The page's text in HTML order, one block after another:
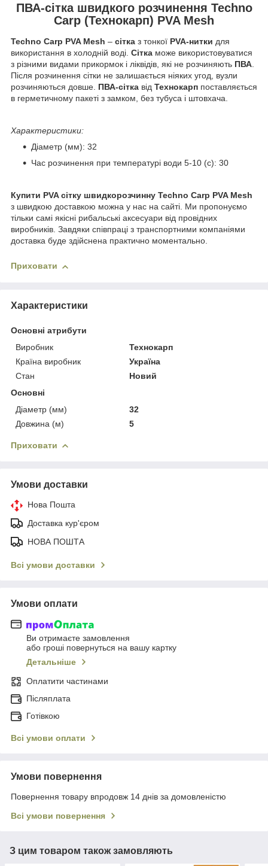
ПВА-сітка швидкого розчинення Techno
Carp (Технокарп) PVA Mesh
Techno Carp PVA Mesh – сітка з тонкої PVA-нитки для
використання в холодній воді. Сітка може використовуватися
з різними видами прикормок і ліквідів, які не розчиняють ПВА.
Після розчинення сітки не залишається ніяких угод, вузли
розчиняються довше. ПВА-сітка від Технокарп поставляється
в герметичному пакеті з замком, без тубуса і штовхача.
Характеристики:
Діаметр (мм): 32
Час розчинення при температурі води 5-10 (с): 30
Купити PVA сітку швидкорозчинну Techno Carp PVA Mesh
з швидкою доставкою можна у нас на сайті. Ми пропонуємо
тільки самі якісні рибальські аксесуари від провідних
виробників. Завдяки співпраці з транспортними компаніями
доставка буде здійснена практично моментально.
Приховати
Характеристики
Основні атрибути
Виробник
Технокарп
Країна виробник
Україна
Стан
Новий
Основні
Діаметр (мм)
32
Довжина (м)
5
Приховати
Умови доставки
Нова Пошта
Доставка кур'єром
НОВА ПОШТА
Всі умови доставки
Умови оплати
Ви отримаєте замовлення
або гроші повернуться на вашу картку
Детальніше
Оплатити частинами
Післяплата
Готівкою
Всі умови оплати
Умови повернення
Повернення товару впродовж 14 днів за домовленістю
Всі умови повернення
З цим товаром також замовляють